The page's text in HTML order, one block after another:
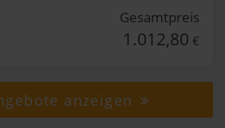
Gesamtpreis
1.012,80 €
anzeigen